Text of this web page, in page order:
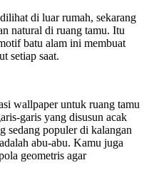
di luar rumah, sekarang
natural di ruang tamu. Itu
batu alam ini membuat
setiap saat.
wallpaper untuk ruang tamu
garis yang disusun acak
sedang populer di kalangan
abu-abu. Kamu juga
geometris agar